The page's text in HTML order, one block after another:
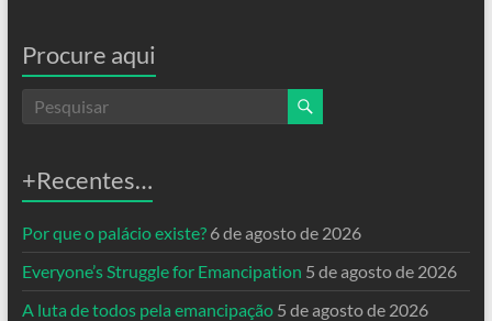
Procure aqui
+Recentes…
Por que o palácio existe? 6 de agosto de 2026
Everyone’s Struggle for Emancipation 5 de agosto de 2026
A luta de todos pela emancipação 5 de agosto de 2026